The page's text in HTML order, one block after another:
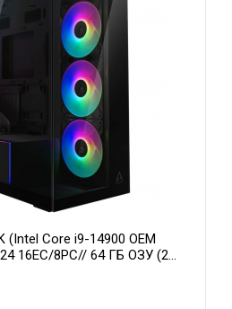
(Intel Core i9-14900 OEM
16EC/8PC// 64 ГБ ОЗУ (2
GDDR6X 384-Bit 3xDP